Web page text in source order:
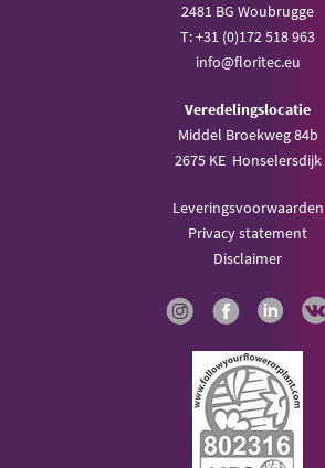
2481 BG Woubrugge
T: +31 (0)172 518 963
info@floritec.eu
Veredelingslocatie
Middel Broekweg 84b
2675 KE Honselersdijk
Leveringsvoorwaarden
Privacy statement
Disclaimer